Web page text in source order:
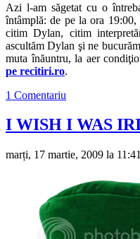
Azi l-am săgetat cu o
întâmplă: de pe la ora 19:00,
citim Dylan, citim
ascultăm Dylan şi ne
muta înăuntru, la aer
pe recitiri.ro.
1 Comentariu
I WISH I WAS
marți, 17 martie, 2009 la